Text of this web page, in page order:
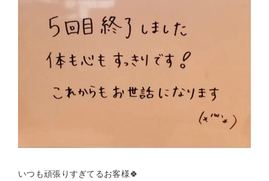
いつも頑張りすぎてるお客様🍀